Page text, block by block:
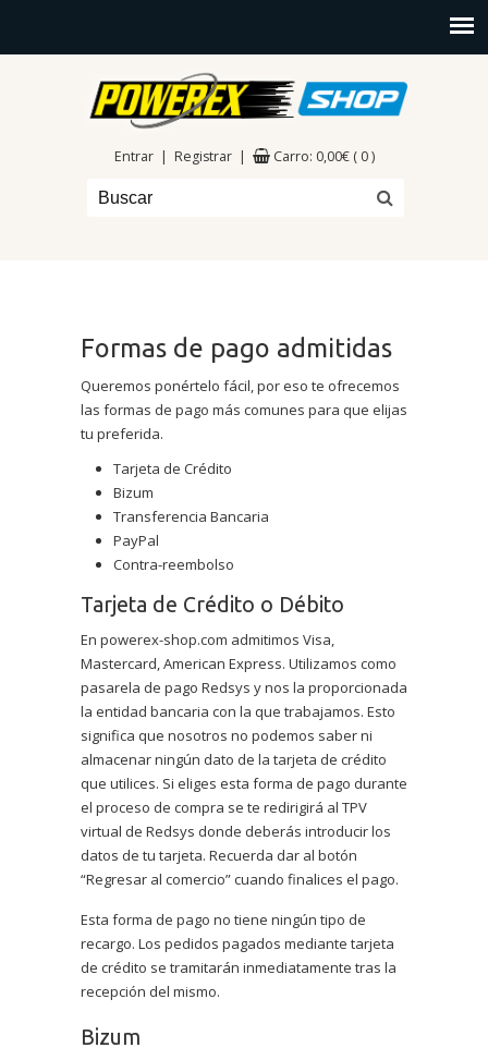
Entrar | Registrar | Carro: 0,00€ ( 0 )
Formas de pago admitidas
Queremos ponértelo fácil, por eso te ofrecemos
las formas de pago más comunes para que elijas
tu preferida.
Tarjeta de Crédito
Bizum
Transferencia Bancaria
PayPal
Contra-reembolso
Tarjeta de Crédito o Débito
En powerex-shop.com admitimos Visa,
Mastercard, American Express. Utilizamos como
pasarela de pago Redsys y nos la proporcionada
la entidad bancaria con la que trabajamos. Esto
significa que nosotros no podemos saber ni
almacenar ningún dato de la tarjeta de crédito
que utilices. Si eliges esta forma de pago durante
el proceso de compra se te redirigirá al TPV
virtual de Redsys donde deberás introducir los
datos de tu tarjeta. Recuerda dar al botón
“Regresar al comercio” cuando finalices el pago.
Esta forma de pago no tiene ningún tipo de
recargo. Los pedidos pagados mediante tarjeta
de crédito se tramitarán inmediatamente tras la
recepción del mismo.
Bizum